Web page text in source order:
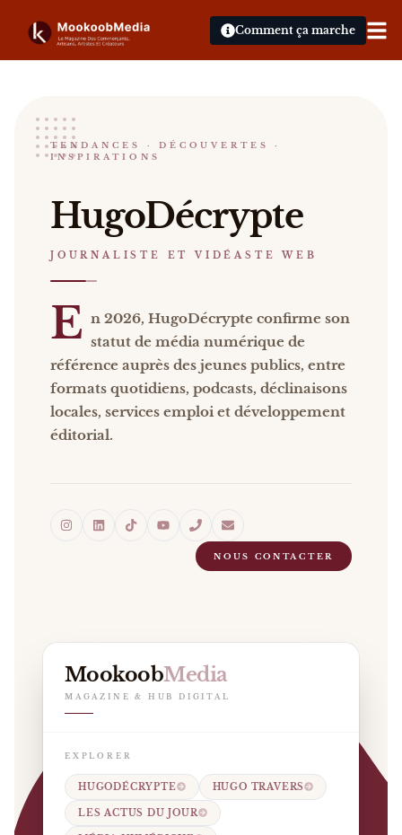
Comment ça marche
HugoDécrypte
JOURNALISTE ET VIDÉASTE WEB
HugoDécrypte En 2026, HugoDécrypte
Catalogue :presse, vidéos, livres.
TENDANCES · DÉCOUVERTES ·
INSPIRATIONS
HugoDécrypte
JOURNALISTE ET VIDÉASTE WEB
E n 2026, HugoDécrypte confirme son
statut de média numérique de
référence auprès des jeunes publics, entre
formats quotidiens, podcasts, déclinaisons
locales, services emploi et développement
éditorial.
NOUS CONTACTER
MookoobMedia
MAGAZINE & HUB DIGITAL
EXPLORER
HUGODÉCRYPTE HUGO TRAVERS
LES ACTUS DU JOUR